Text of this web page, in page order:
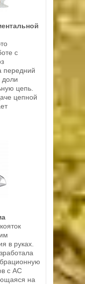
с
передний
доли
цепь.
цепной
в руках.
с АС
на